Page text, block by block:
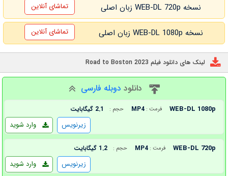
نسخه WEB-DL 720p زبان اصلی تماشای آنلاین
نسخه WEB-DL 1080p زبان اصلی تماشای آنلاین
لینک های دانلود فیلم Road to Boston 2023
دانلود دوبله فارسی
WEB-DL 1080p فرمت : MP4 حجم : 2.1 گیگابایت
وارد شوید زیرنویس
WEB-DL 720p فرمت : MP4 حجم : 1.2 گیگابایت
وارد شوید زیرنویس